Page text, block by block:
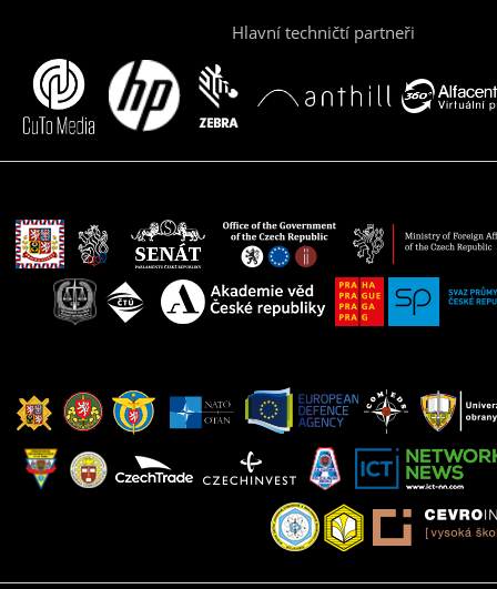
Hlavní techničtí partneři